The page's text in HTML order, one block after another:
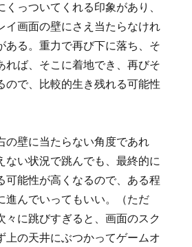
くっついてくれる印象があり、
イ画面の壁にさえ当たらなけれ
ある。重力で再び下に落ち、そ
れば、そこに着地でき、再びそ
ので、比較的生き残れる可能性
の壁に当たらない角度であれ
ない状況で跳んでも、最終的に
可能性が高くなるので、ある程
進んでいってもいい。（ただ
々に跳びすぎると、画面のスク
上の天井にぶつかってゲームオ